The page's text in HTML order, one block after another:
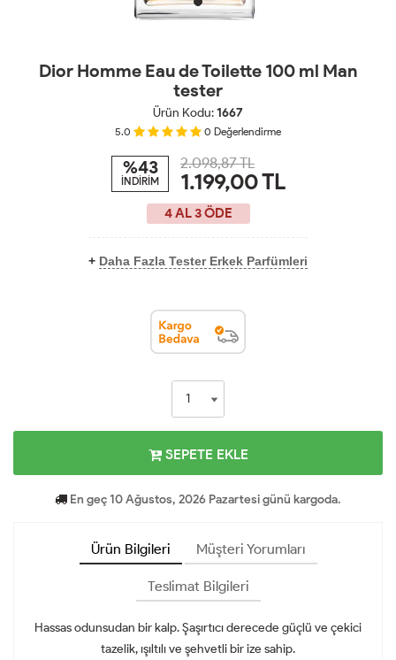
Dior Homme Eau de Toilette 100 ml Man
tester
Ürün Kodu:1667
5.0 0 Değerlendirme
%43
İNDİRİM
2.098,87 TL
1.199,00TL
4 AL 3 ÖDE
+ Daha Fazla Tester Erkek Parfümleri
SEPETE EKLE
En geç 10 Ağustos, 2026 Pazartesi günü kargoda.
Ürün Bilgileri Müşteri Yorumları
Teslimat Bilgileri
Hassas odunsudan bir kalp. Şaşırtıcı derecede güçlü ve çekici
tazelik, ışıltılı ve şehvetli bir ize sahip.